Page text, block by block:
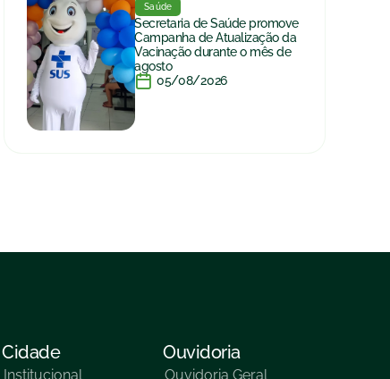
Saúde
Secretaria de Saúde promove
Campanha de Atualização da
Vacinação durante o mês de
agosto
05/08/2026
Cidade
Institucional
Ouvidoria
Ouvidoria Geral